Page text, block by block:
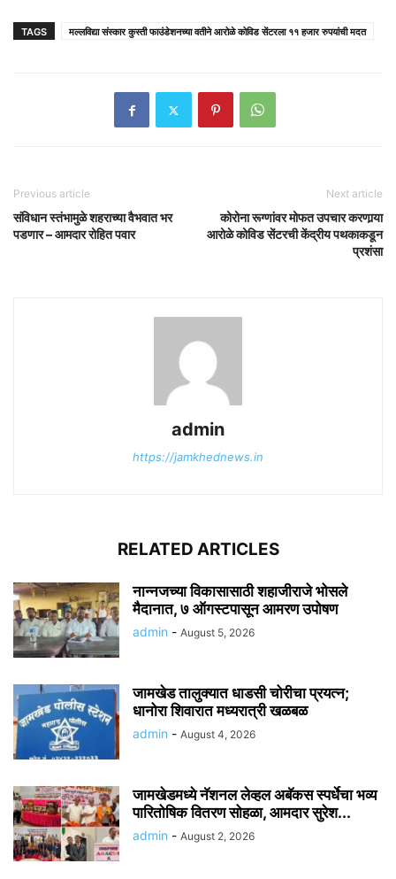
TAGS मल्लविद्या संस्कार कुस्ती फाउंडेशनच्या वतीने आरोळे कोविड सेंटरला ११ हजार रुपयांची मदत
Previous article
संविधान स्तंभामुळे शहराच्या वैभवात भर
पडणार – आमदार रोहित पवार
Next article
कोरोना रूग्णांवर मोफत उपचार करणार्‍या
आरोळे कोविड सेंटरची केंद्रीय पथकाकडून
प्रशंसा
admin
https://jamkhednews.in
RELATED ARTICLES
नान्नजच्या विकासासाठी शहाजीराजे भोसले
मैदानात, ७ ऑगस्टपासून आमरण उपोषण
admin - August 5, 2026
जामखेड तालुक्यात धाडसी चोरीचा प्रयत्न;
धानोरा शिवारात मध्यरात्री खळबळ
admin - August 4, 2026
जामखेडमध्ये नॅशनल लेव्हल अबॅकस स्पर्धेचा भव्य
पारितोषिक वितरण सोहळा, आमदार सुरेश...
admin - August 2, 2026